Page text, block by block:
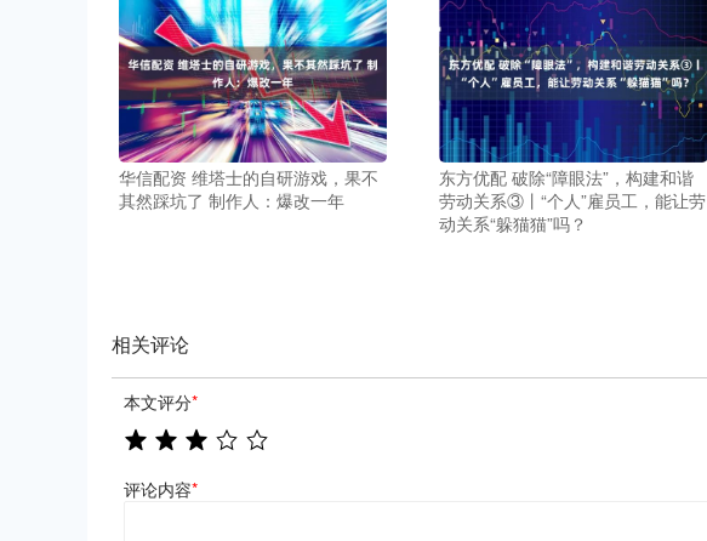
华信配资 维塔士的自研游戏，果不
其然踩坑了 制作人：爆改一年
东方优配 破除“障眼法”，构建和谐
劳动关系③丨“个人”雇员工，能让劳
动关系“躲猫猫”吗？
相关评论
本文评分*
评论内容*